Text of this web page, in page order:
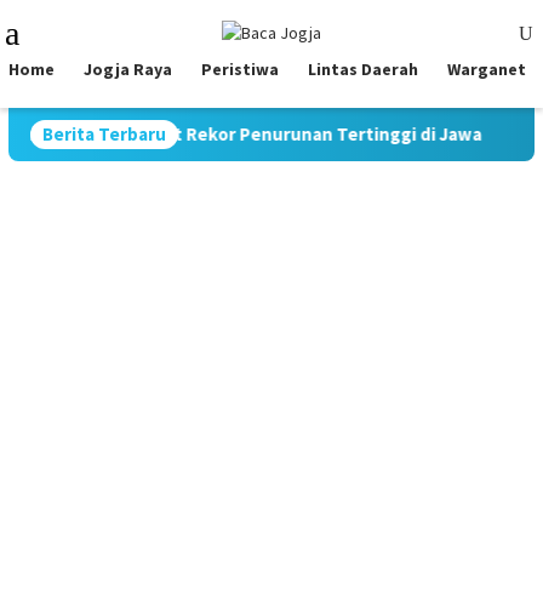
to
content
Menu
Home Jogja Raya Peristiwa Lintas Daerah Warganet
Berita Terbaru
9,70%, Catat Rekor Penurunan Tertinggi di Jawa